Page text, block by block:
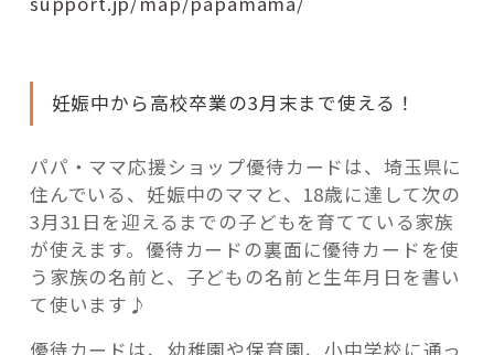
妊娠中から高校卒業の3月末まで使える！
パパ・ママ応援ショップ優待カードは、埼玉県に
住んでいる、妊娠中のママと、18歳に達して次の
3月31日を迎えるまでの子どもを育てている家族
が使えます。優待カードの裏面に優待カードを使
う家族の名前と、子どもの名前と生年月日を書い
て使います♪